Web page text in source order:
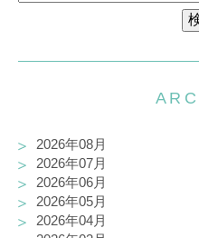
2026年08月
2026年07月
2026年06月
2026年05月
2026年04月